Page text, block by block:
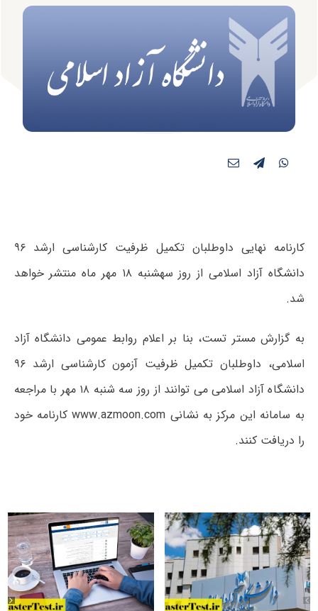
کارنامه نهایی داوطلبان تکمیل ظرفیت کارشناسی ارشد ۹۶
دانشگاه آزاد اسلامی از روز سه‎شنبه ۱۸ مهر ماه منتشر خواهد
شد.
به گزارش مستر تست، بنا بر اعلام روابط عمومی دانشگاه آزاد
اسلامی، داوطلبان تکمیل ظرفیت آزمون کارشناسی ارشد ۹۶
دانشگاه آزاد اسلامی می توانند از روز سه شنبه ۱۸ مهر با مراجعه
به سامانه این مرکز به نشانی www.azmoon.com کارنامه خود
را دریافت کنند.